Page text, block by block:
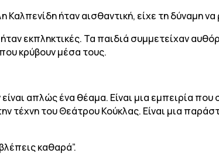
Καλπενίδη ήταν αισθαντική, είχε τη δύναμη
εκπληκτικές. Τα παιδιά συμμετείχαν
κρύβουν μέσα τους.
απλώς ένα θέαμα. Είναι μια εμπειρία
τέχνη του Θεάτρου Κούκλας. Είναι μια
καθαρά”.